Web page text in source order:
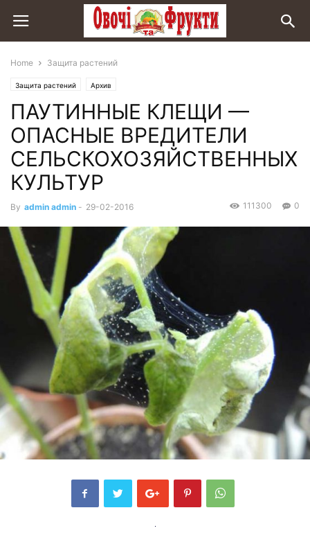
Home Защита растений
Защита растений Архив
ПАУТИННЫЕ КЛЕЩИ —
ОПАСНЫЕ ВРЕДИТЕЛИ
СЕЛЬСКОХОЗЯЙСТВЕННЫХ
КУЛЬТУР
By admin admin - 29-02-2016 0
111300